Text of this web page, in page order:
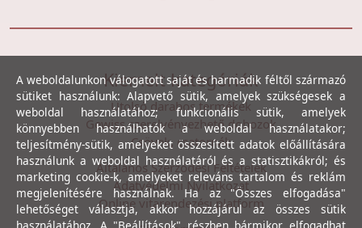
Kiemelt kategóriák
Utolsó darabos termékek
Gewiss szerelvényezhető dobozok
Csövek, csatornák
Általános Szerződési Feltételek
Adatvédelmi Nyilatkozat
Online vitarendezési platform
A weboldalunkon válogatott saját és harmadik féltől származó
sütiket használunk: Alapvető sütik, amelyek szükségesek a
weboldal használatához; funkcionális sütik, amelyek
könnyebben használhatók a weboldal használatakor;
teljesítmény-sütik, amelyeket összesített adatok előállítására
használunk a weboldal használatáról és a statisztikákról; és
marketing cookie-k, amelyeket releváns tartalom és reklám
megjelenítésére használnak. Ha az "Összes elfogadása"
lehetőséget választja, akkor hozzájárul az összes sütik